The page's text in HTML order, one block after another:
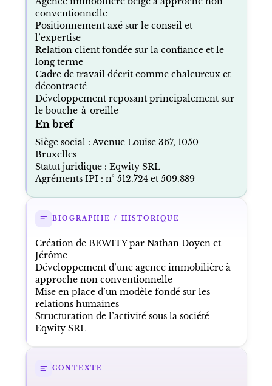
conventionnelle
Positionnement axé sur le conseil et
l’expertise
Relation client fondée sur la confiance et le
long terme
Cadre de travail décrit comme chaleureux et
décontracté
Développement reposant principalement sur
le bouche-à-oreille
En bref
Siège social : Avenue Louise 367, 1050
Bruxelles
Statut juridique : Eqwity SRL
Agréments IPI : n° 512.724 et 509.889
BIOGRAPHIE / HISTORIQUE
Création de BEWITY par Nathan Doyen et
Jérôme
Développement d’une agence immobilière à
approche non conventionnelle
Mise en place d’un modèle fondé sur les
relations humaines
Structuration de l’activité sous la société
Eqwity SRL
CONTEXTE